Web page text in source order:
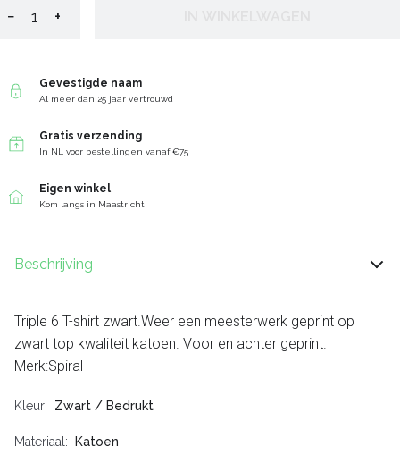
− +
Gevestigde naam
Al meer dan 25 jaar vertrouwd
Gratis verzending
In NL voor bestellingen vanaf €75
Eigen winkel
Kom langs in Maastricht
Beschrijving
Triple 6 T-shirt zwart.Weer een meesterwerk geprint op
zwart top kwaliteit katoen. Voor en achter geprint.
Merk:Spiral
Kleur Zwart / Bedrukt
Materiaal Katoen